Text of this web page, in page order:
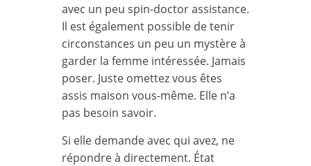
avec un peu spin-doctor assistance.
Il est également possible de tenir
circonstances un peu un mystère à
garder la femme intéressée. Jamais
poser. Juste omettez vous êtes
assis maison vous-même. Elle n’a
pas besoin savoir.
Si elle demande avec qui avez, ne
répondre à directement. État